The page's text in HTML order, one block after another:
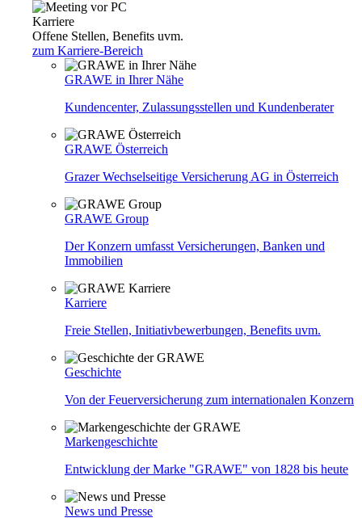
Karriere
Offene Stellen, Benefits uvm.
zum Karriere-Bereich
GRAWE in Ihrer Nähe
Kundencenter, Zulassungsstellen und Kundenberater
GRAWE Österreich
Grazer Wechselseitige Versicherung AG in Österreich
GRAWE Group
Der Konzern umfasst Versicherungen, Banken und
Immobilien
Karriere
Freie Stellen, Initiativbewerbungen, Benefits uvm.
Geschichte
Von der Feuerversicherung zum internationalen Konzern
Markengeschichte
Entwicklung der Marke "GRAWE" von 1828 bis heute
News und Presse